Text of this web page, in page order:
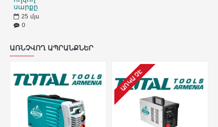
սարքը
25 մյս
0
ԱՌՆՉՎՈՂ ԱՊՐԱՆՔՆԵՐ
ԱՌԿԱ ՉԷ